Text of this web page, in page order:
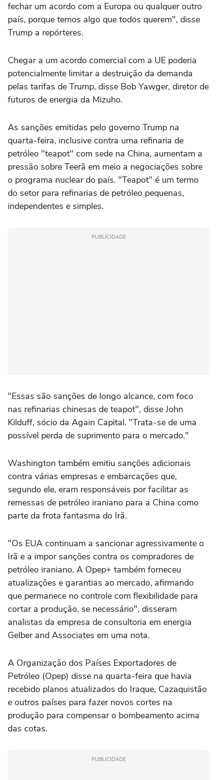
fechar um acordo com a Europa ou qualquer outro
país, porque temos algo que todos querem", disse
Trump a repórteres.
Chegar a um acordo comercial com a UE poderia
potencialmente limitar a destruição da demanda
pelas tarifas de Trump, disse Bob Yawger, diretor de
futuros de energia da Mizuho.
As sanções emitidas pelo governo Trump na
quarta-feira, inclusive contra uma refinaria de
petróleo "teapot" com sede na China, aumentam a
pressão sobre Teerã em meio a negociações sobre
o programa nuclear do país. "Teapot" é um termo
do setor para refinarias de petróleo pequenas,
independentes e simples.
PUBLICIDADE
"Essas são sanções de longo alcance, com foco
nas refinarias chinesas de teapot", disse John
Kilduff, sócio da Again Capital. "Trata-se de uma
possível perda de suprimento para o mercado."
Washington também emitiu sanções adicionais
contra várias empresas e embarcações que,
segundo ele, eram responsáveis por facilitar as
remessas de petróleo iraniano para a China como
parte da frota fantasma do Irã.
"Os EUA continuam a sancionar agressivamente o
Irã e a impor sanções contra os compradores de
petróleo iraniano. A Opep+ também forneceu
atualizações e garantias ao mercado, afirmando
que permanece no controle com flexibilidade para
cortar a produção, se necessário", disseram
analistas da empresa de consultoria em energia
Gelber and Associates em uma nota.
A Organização dos Países Exportadores de
Petróleo (Opep) disse na quarta-feira que havia
recebido planos atualizados do Iraque, Cazaquistão
e outros países para fazer novos cortes na
produção para compensar o bombeamento acima
das cotas.
PUBLICIDADE